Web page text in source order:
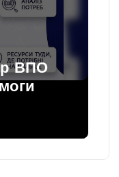
ВПО